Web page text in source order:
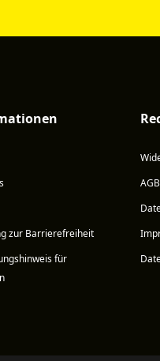
zur Barrierefreiheit
für
AGB